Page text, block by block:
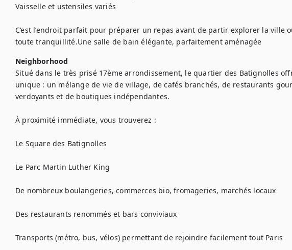
Vaisselle et ustensiles variés
C’est l’endroit parfait pour préparer un repas avant de partir explorer la ville
toute tranquillité.Une salle de bain élégante, parfaitement aménagée
Neighborhood
Situé dans le très prisé 17ème arrondissement, le quartier des Batignolles
unique : un mélange de vie de village, de cafés branchés, de restaurants
verdoyants et de boutiques indépendantes.
À proximité immédiate, vous trouverez :
Le Square des Batignolles
Le Parc Martin Luther King
De nombreux boulangeries, commerces bio, fromageries, marchés locaux
Des restaurants renommés et bars conviviaux
Transports (métro, bus, vélos) permettant de rejoindre facilement tout Paris